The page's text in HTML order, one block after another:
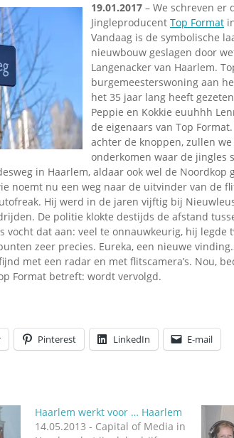
19.01.2017 – We schreven er
Jingleproducent Top Format
Vandaag is de symbolische
nieuwbouw geslagen door
Langenacker van Haarlem.
burgemeesterswoning aan
het 35 jaar lang heeft
Peppie en Kokkie euuhhh
de eigenaars van Top
achter de knoppen, zullen
onderkomen waar de jingles
in Haarlem, aldaar ook wel de Noordkop
noemt nu een weg naar de uitvinder van de
Hij werd in de jaren vijftig bij
De politie klokte destijds de afstand
vocht dat aan: veel te onnauwkeurig, hij legde
zeer precies. Eureka, een nieuwe
met een radar en met flitscamera’s. Nou,
Format betreft: wordt vervolgd.
Pinterest LinkedIn E-mail
Haarlem werkt voor … Haarlem
14.05.2013 - Capital of Media in